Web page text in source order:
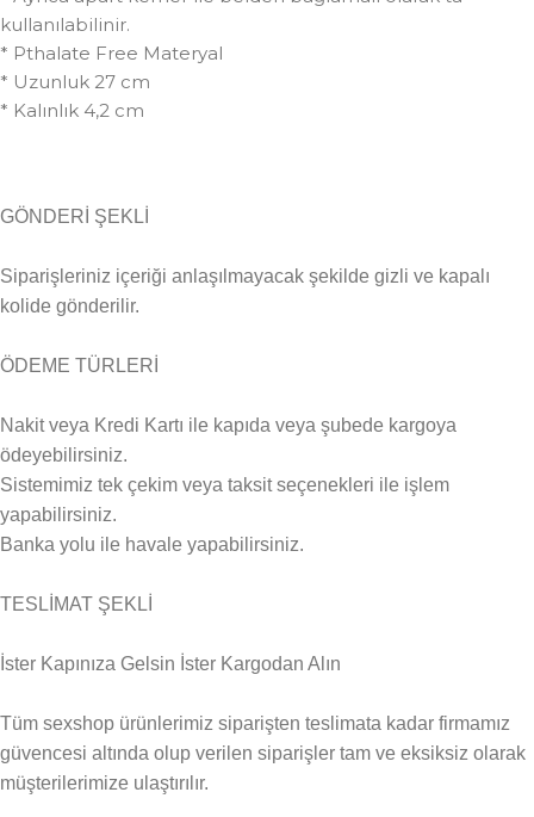
kullanılabilinir.
* Pthalate Free Materyal
* Uzunluk 27 cm
* Kalınlık 4,2 cm
GÖNDERİ ŞEKLİ
Siparişleriniz içeriği anlaşılmayacak şekilde gizli ve kapalı
kolide gönderilir.
ÖDEME TÜRLERİ
Nakit veya Kredi Kartı ile kapıda veya şubede kargoya
ödeyebilirsiniz.
Sistemimiz tek çekim veya taksit seçenekleri ile işlem
yapabilirsiniz.
Banka yolu ile havale yapabilirsiniz.
TESLİMAT ŞEKLİ
İster Kapınıza Gelsin İster Kargodan Alın
Tüm sexshop ürünlerimiz siparişten teslimata kadar firmamız
güvencesi altında olup verilen siparişler tam ve eksiksiz olarak
müşterilerimize ulaştırılır.